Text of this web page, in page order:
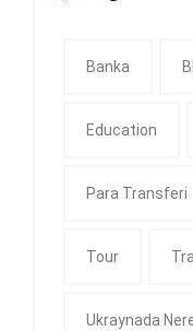
Banka
Education
Para Transferi
Tour
Ukraynada